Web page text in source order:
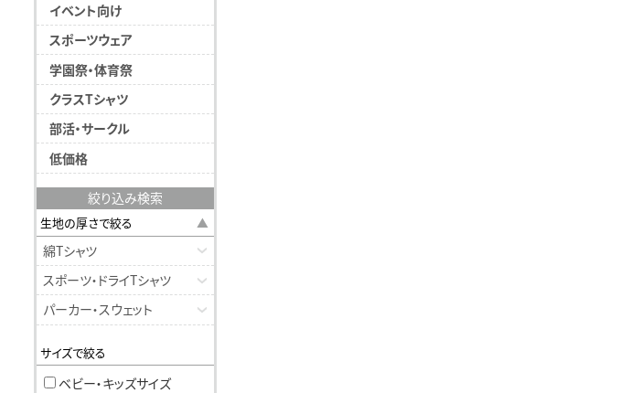
イベント向け
スポーツウェア
学園祭・体育祭
クラスTシャツ
部活・サークル
低価格
絞り込み検索
生地の厚さで絞る
綿Tシャツ
スポーツ・ドライTシャツ
パーカー・スウェット
サイズで絞る
ベビー・キッズサイズ